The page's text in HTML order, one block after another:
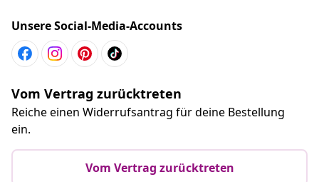
Unsere Social-Media-Accounts
Vom Vertrag zurücktreten
Reiche einen Widerrufsantrag für deine Bestellung
ein.
Vom Vertrag zurücktreten